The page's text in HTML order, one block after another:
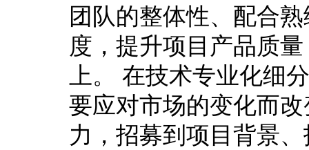
团队的整体性、配合
度，提升项目产品质
上。 在技术专业化细
要应对市场的变化而
力，招募到项目背景